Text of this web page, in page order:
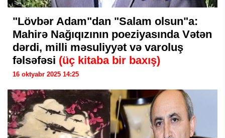
"Lövbər Adam"dan "Salam olsun"a:
Mahirə Nağıqızının poeziyasında Vətən
dərdi, milli məsuliyyət və varoluş
fəlsəfəsi (üç kitaba bir baxış)
16 oktyabr 2025 14:25